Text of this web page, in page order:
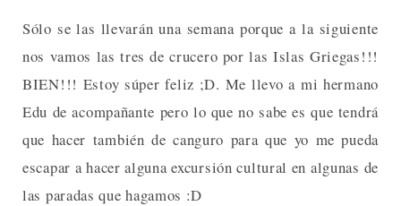
Sólo se las llevarán una semana porque a la siguiente
nos vamos las tres de crucero por las Islas Griegas!!!
BIEN!!! Estoy súper feliz ;D. Me llevo a mi hermano
Edu de acompañante pero lo que no sabe es que tendrá
que hacer también de canguro para que yo me pueda
escapar a hacer alguna excursión cultural en algunas de
las paradas que hagamos :D